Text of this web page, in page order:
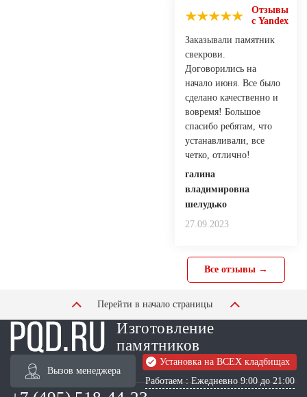
Отзывы
с Yandex
Заказывали памятник
свекрови.
Договорились на
начало июня. Все было
сделано качественно и
вовремя! Большое
спасибо ребятам, что
устанавливали, все
четко, отлично!
галина
владимировна
шелудько
27.09.2023
Все отзывы →
Перейти в начало страницы
Изготовление
памятников
Вызов менеджера
Установка на ВСЕХ кладбищах
Работаем : Ежедневно 9:00 до 21:00